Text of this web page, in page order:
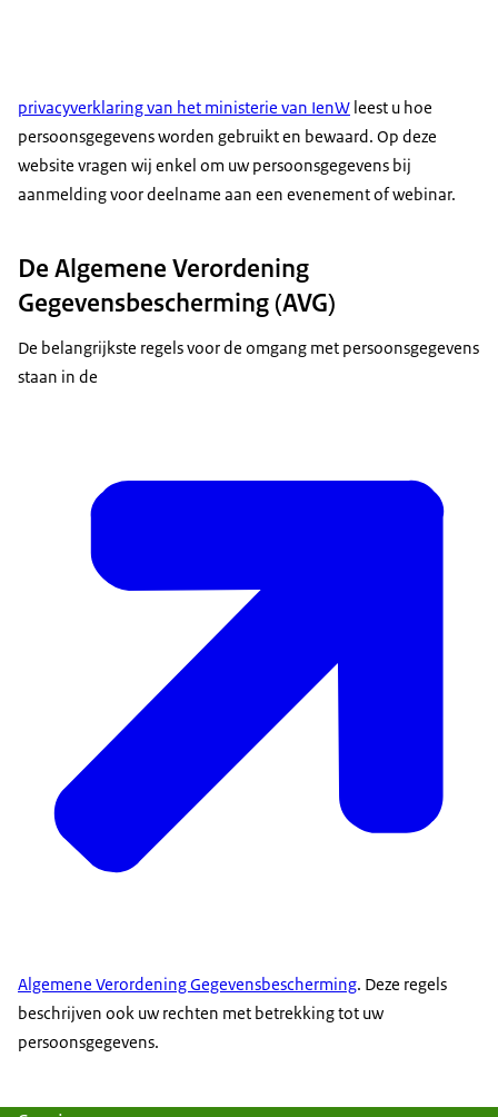
privacyverklaring van het ministerie van IenW leest u hoe
persoonsgegevens worden gebruikt en bewaard. Op deze
website vragen wij enkel om uw persoonsgegevens bij
aanmelding voor deelname aan een evenement of webinar.
De Algemene Verordening
Gegevensbescherming (AVG)
De belangrijkste regels voor de omgang met persoonsgegevens
staan in de
Algemene Verordening Gegevensbescherming. Deze regels
beschrijven ook uw rechten met betrekking tot uw
persoonsgegevens.